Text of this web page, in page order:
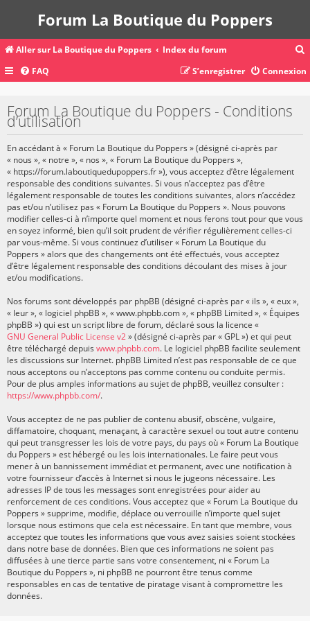
Forum La Boutique du Poppers
Aller sur La Boutique du Poppers Index du forum
c
FAQ Connexion
S’enregistrer
Forum La Boutique du Poppers - Conditions
d’utilisation
En accédant à « Forum La Boutique du Poppers » (désigné ci-après par
« nous », « notre », « nos », « Forum La Boutique du Poppers »,
« https://forum.laboutiquedupoppers.fr »), vous acceptez d’être légalement
responsable des conditions suivantes. Si vous n’acceptez pas d’être
légalement responsable de toutes les conditions suivantes, alors n’accédez
pas et/ou n’utilisez pas « Forum La Boutique du Poppers ». Nous pouvons
modifier celles-ci à n’importe quel moment et nous ferons tout pour que vous
en soyez informé, bien qu’il soit prudent de vérifier régulièrement celles-ci
par vous-même. Si vous continuez d’utiliser « Forum La Boutique du
Poppers » alors que des changements ont été effectués, vous acceptez
d’être légalement responsable des conditions découlant des mises à jour
et/ou modifications.
Nos forums sont développés par phpBB (désigné ci-après par « ils », « eux »,
« leur », « logiciel phpBB », « www.phpbb.com », « phpBB Limited », « Équipes
phpBB ») qui est un script libre de forum, déclaré sous la licence «
GNU General Public License v2» (désigné ci-après par « GPL ») et qui peut
être téléchargé depuis www.phpbb.com. Le logiciel phpBB facilite seulement
les discussions sur Internet. phpBB Limited n’est pas responsable de ce que
nous acceptons ou n’acceptons pas comme contenu ou conduite permis.
Pour de plus amples informations au sujet de phpBB, veuillez consulter :
https://www.phpbb.com/.
Vous acceptez de ne pas publier de contenu abusif, obscène, vulgaire,
diffamatoire, choquant, menaçant, à caractère sexuel ou tout autre contenu
qui peut transgresser les lois de votre pays, du pays où « Forum La Boutique
du Poppers » est hébergé ou les lois internationales. Le faire peut vous
mener à un bannissement immédiat et permanent, avec une notification à
votre fournisseur d’accès à Internet si nous le jugeons nécessaire. Les
adresses IP de tous les messages sont enregistrées pour aider au
renforcement de ces conditions. Vous acceptez que « Forum La Boutique du
Poppers » supprime, modifie, déplace ou verrouille n’importe quel sujet
lorsque nous estimons que cela est nécessaire. En tant que membre, vous
acceptez que toutes les informations que vous avez saisies soient stockées
dans notre base de données. Bien que ces informations ne soient pas
diffusées à une tierce partie sans votre consentement, ni « Forum La
Boutique du Poppers », ni phpBB ne pourront être tenus comme
responsables en cas de tentative de piratage visant à compromettre les
données.